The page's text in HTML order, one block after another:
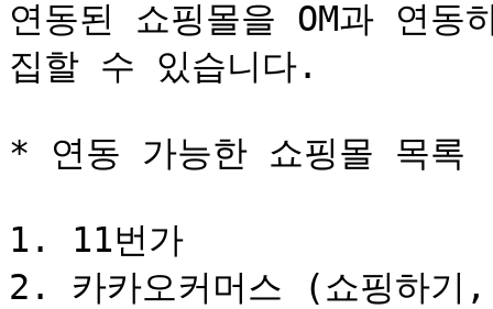
연동된 쇼핑몰을 OM과 연
집할 수 있습니다.
* 연동 가능한 쇼핑몰 목록
1. 11번가
2. 카카오커머스 (쇼핑하기